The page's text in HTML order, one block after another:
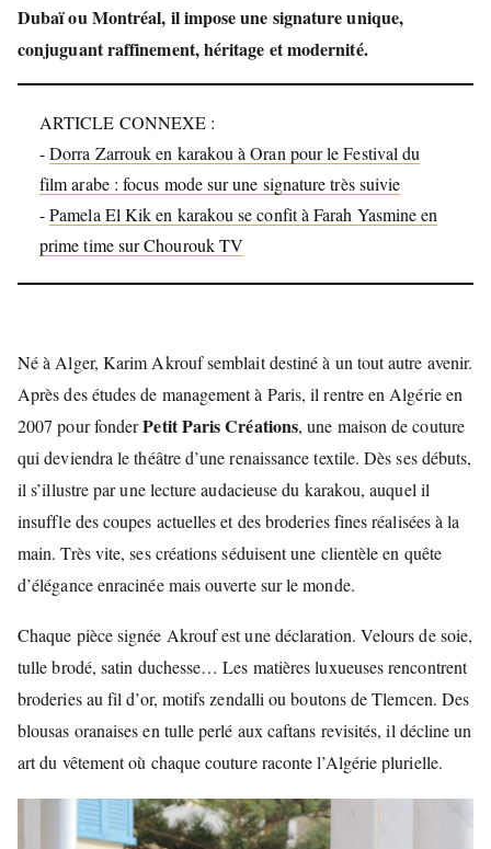
DubaïouMontréal, il impose une signature unique,
conjuguant raffinement, héritage et modernité.
ARTICLE CONNEXE :
-Dorra Zarrouk en karakou à Oran pour le Festival du
film arabe : focus mode sur une signature très suivie
-Pamela El Kik en karakou se confit à Farah Yasmine en
prime time sur Chourouk TV
Né à Alger, Karim Akrouf semblait destiné à un tout autre avenir.
Après des études de management à Paris, il rentre en Algérie en
2007 pour fonderPetit Paris Créations, une maison de couture
qui deviendra le théâtre d’une renaissance textile. Dès ses débuts,
il s’illustre par une lecture audacieuse du karakou, auquel il
insuffle des coupes actuelles et des broderies fines réalisées à la
main. Très vite, ses créations séduisent une clientèle en quête
d’élégance enracinée mais ouverte sur le monde.
Chaque pièce signée Akrouf est une déclaration. Velours de soie,
tulle brodé, satin duchesse… Les matières luxueuses rencontrent
broderies au fil d’or, motifs zendalli ou boutons de Tlemcen. Des
blousas oranaises en tulle perlé aux caftans revisités, il décline un
art du vêtement où chaque couture raconte l’Algérie plurielle.